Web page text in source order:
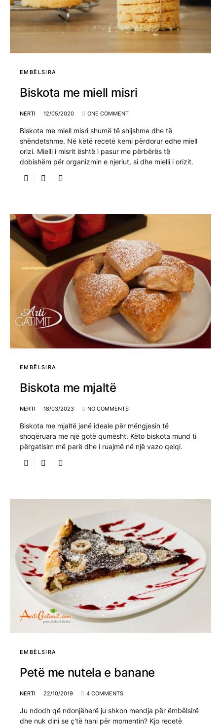
EMBËLSIRA
Biskota me miell misri
NERTI 12/05/2020 ONE COMMENT
Biskota me miell misri shumë të shijshme dhe të
shëndetshme. Në këtë recetë kemi përdorur edhe miell
orizi. Mielli i misrit është i pasur me përbërës të
dobishëm për organizmin e njeriut, si dhe mielli i orizit.
EMBËLSIRA
Biskota me mjaltë
NERTI 18/03/2023 NO COMMENTS
Biskota me mjaltë janë ideale për mëngjesin të
shoqëruara me një gotë qumësht. Këto biskota mund ti
përgatisim më parë dhe i ruajmë në një vazo qelqi.
EMBËLSIRA
Petë me nutela e banane
NERTI 22/10/2019 4 COMMENTS
Ju ndodh që ndonjëherë ju shkon mendja për ëmbëlsirë
dhe nuk dini se ç'të hani për momentin? Kjo recetë